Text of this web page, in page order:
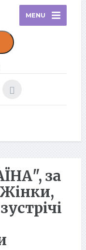
MENU
за